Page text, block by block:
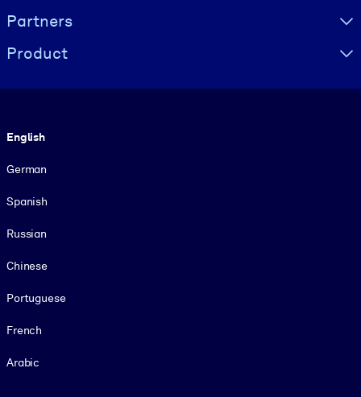
Partners
Product
English
German
Spanish
Russian
Chinese
Portuguese
French
Arabic